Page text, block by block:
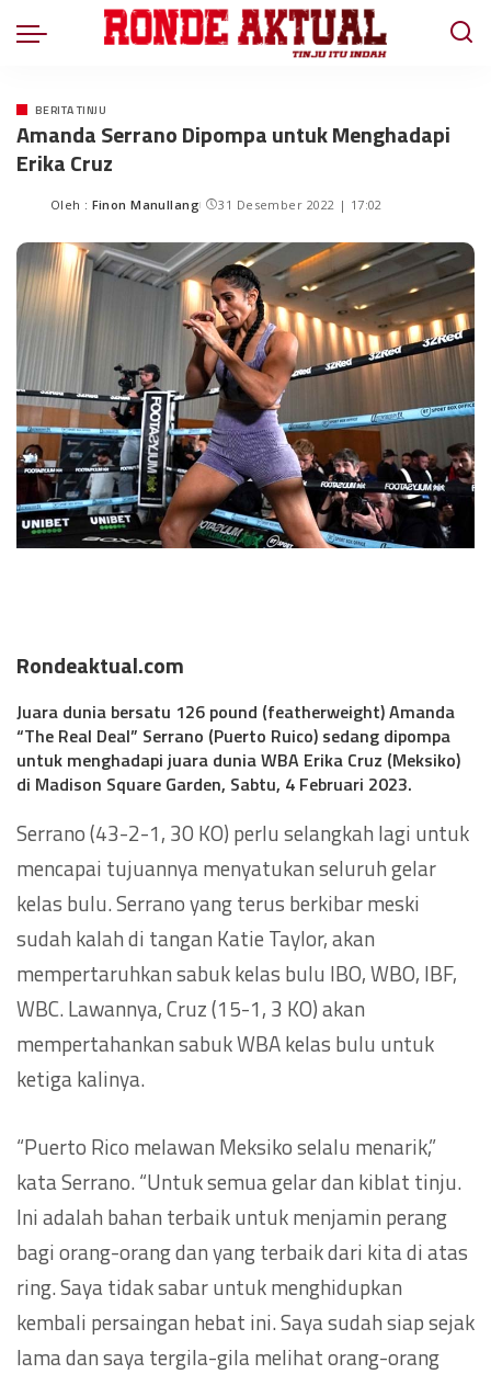
BERITA TINJU
Amanda Serrano Dipompa untuk Menghadapi
Erika Cruz
Oleh : Finon Manullang 31 Desember 2022 | 17:02
Rondeaktual.com
Juara dunia bersatu 126 pound (featherweight) Amanda
“The Real Deal” Serrano (Puerto Ruico) sedang dipompa
untuk menghadapi juara dunia WBA Erika Cruz (Meksiko)
di Madison Square Garden, Sabtu, 4 Februari 2023.
Serrano (43-2-1, 30 KO) perlu selangkah lagi untuk
mencapai tujuannya menyatukan seluruh gelar
kelas bulu. Serrano yang terus berkibar meski
sudah kalah di tangan Katie Taylor, akan
mempertaruhkan sabuk kelas bulu IBO, WBO, IBF,
WBC. Lawannya, Cruz (15-1, 3 KO) akan
mempertahankan sabuk WBA kelas bulu untuk
ketiga kalinya.
“Puerto Rico melawan Meksiko selalu menarik,”
kata Serrano. “Untuk semua gelar dan kiblat tinju.
Ini adalah bahan terbaik untuk menjamin perang
bagi orang-orang dan yang terbaik dari kita di atas
ring. Saya tidak sabar untuk menghidupkan
kembali persaingan hebat ini. Saya sudah siap sejak
lama dan saya tergila-gila melihat orang-orang